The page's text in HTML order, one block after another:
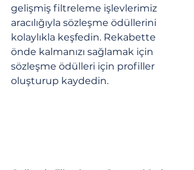
gelişmiş filtreleme işlevlerimiz
aracılığıyla sözleşme ödüllerini
kolaylıkla keşfedin. Rekabette
önde kalmanızı sağlamak için
sözleşme ödülleri için profiller
oluşturup kaydedin.